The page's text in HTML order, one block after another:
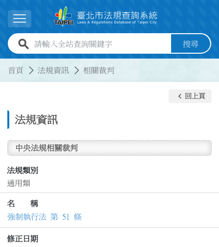
展開選單
全站查詢關鍵字欄位 搜尋
首頁 法規資訊 相關裁判
法規資訊
keyboard_arrow_left 回上頁
中央法規相關裁判
法規類別
通用類
名 稱
強制執行法 第 51 條
修正日期